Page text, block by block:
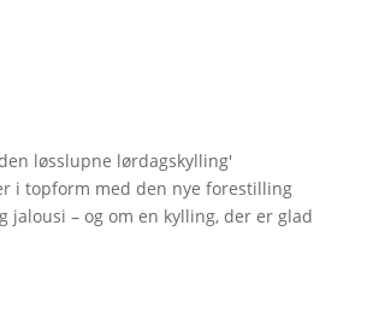
løsslupne lørdagskylling'
i topform med den nye forestilling
jalousi – og om en kylling, der er glad